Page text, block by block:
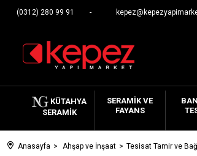
(0312) 280 99 91
KÜTAHYA
SERAMIK
SERAMIK VE
FAYANS
Anasayfa Ahşap ve İnşaat Tesisat Tamir ve